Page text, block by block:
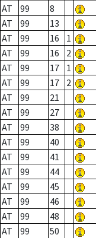
AT 99 8
AT
99 13
AT
99 16 1
AT
99 16 2
AT
99 17 1
AT
99 17 2
AT
99 21
AT
99 27
AT
99 38
AT
99 40
AT
99 41
AT
99 44
AT
99 45
AT
99 46
AT
99 48
AT
99 50